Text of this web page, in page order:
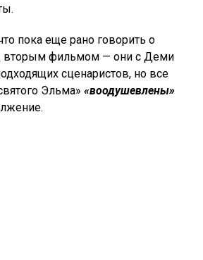
пока еще рано говорить о
вторым фильмом — они с Деми
сценаристов, но все
Эльма» «воодушевлены»